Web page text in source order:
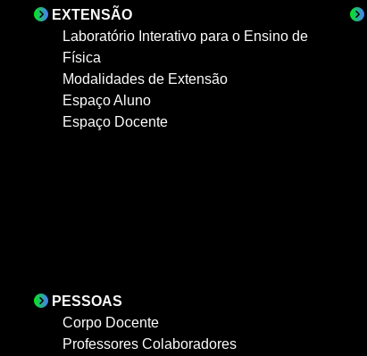
EXTENSÃO
Laboratório Interativo para o Ensino de
Física
Modalidades de Extensão
Espaço Aluno
Espaço Docente
PESSOAS
Corpo Docente
Professores Colaboradores